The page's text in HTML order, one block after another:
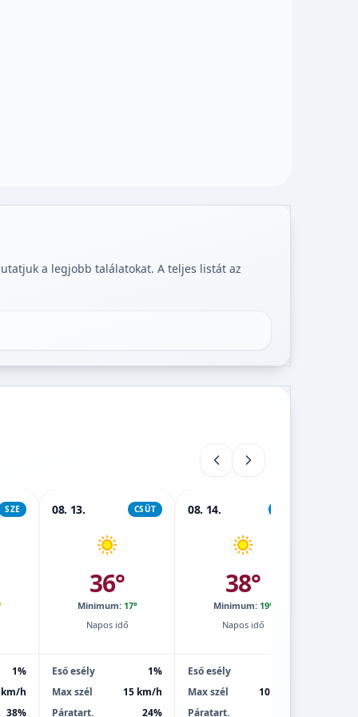
a legjobb találatokat. A teljes listát az
SZE
1%
km/h
38%
08. 13. CSÜT
36°
Minimum: 17°
Napos idő
Eső esély
1%
Max szél
15 km/h
Páratart.
24%
08. 14.
38°
Minimum: 19°
Napos idő
Eső esély
Max szél
10 km/h
Páratart.